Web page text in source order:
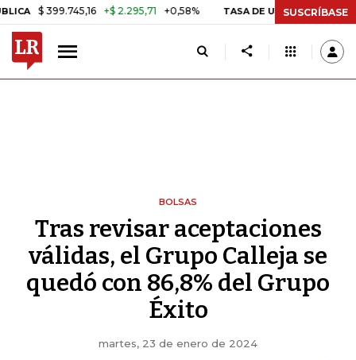
399.745,16 +$ 2.295,71 +0,58% TASA DE USURA CRÉDITOSUSCRÍBASE
BOLSAS
Tras revisar aceptaciones
válidas, el Grupo Calleja se
quedó con 86,8% del Grupo
Éxito
martes, 23 de enero de 2024